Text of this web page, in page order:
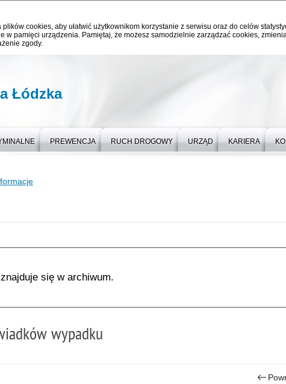
plików cookies, aby ułatwić użytkownikom korzystanie z serwisu oraz do celów
w pamięci urządzenia. Pamiętaj, że możesz samodzielnie zarządzać cookies,
zgody.
Łódzka
PREWENCJA RUCH DROGOWY URZĄD KARIERA
się w archiwum.
wypadku